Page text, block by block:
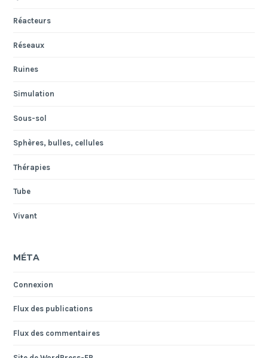
Réacteurs
Réseaux
Ruines
Simulation
Sous-sol
Sphères, bulles, cellules
Thérapies
Tube
Vivant
MÉTA
Connexion
Flux des publications
Flux des commentaires